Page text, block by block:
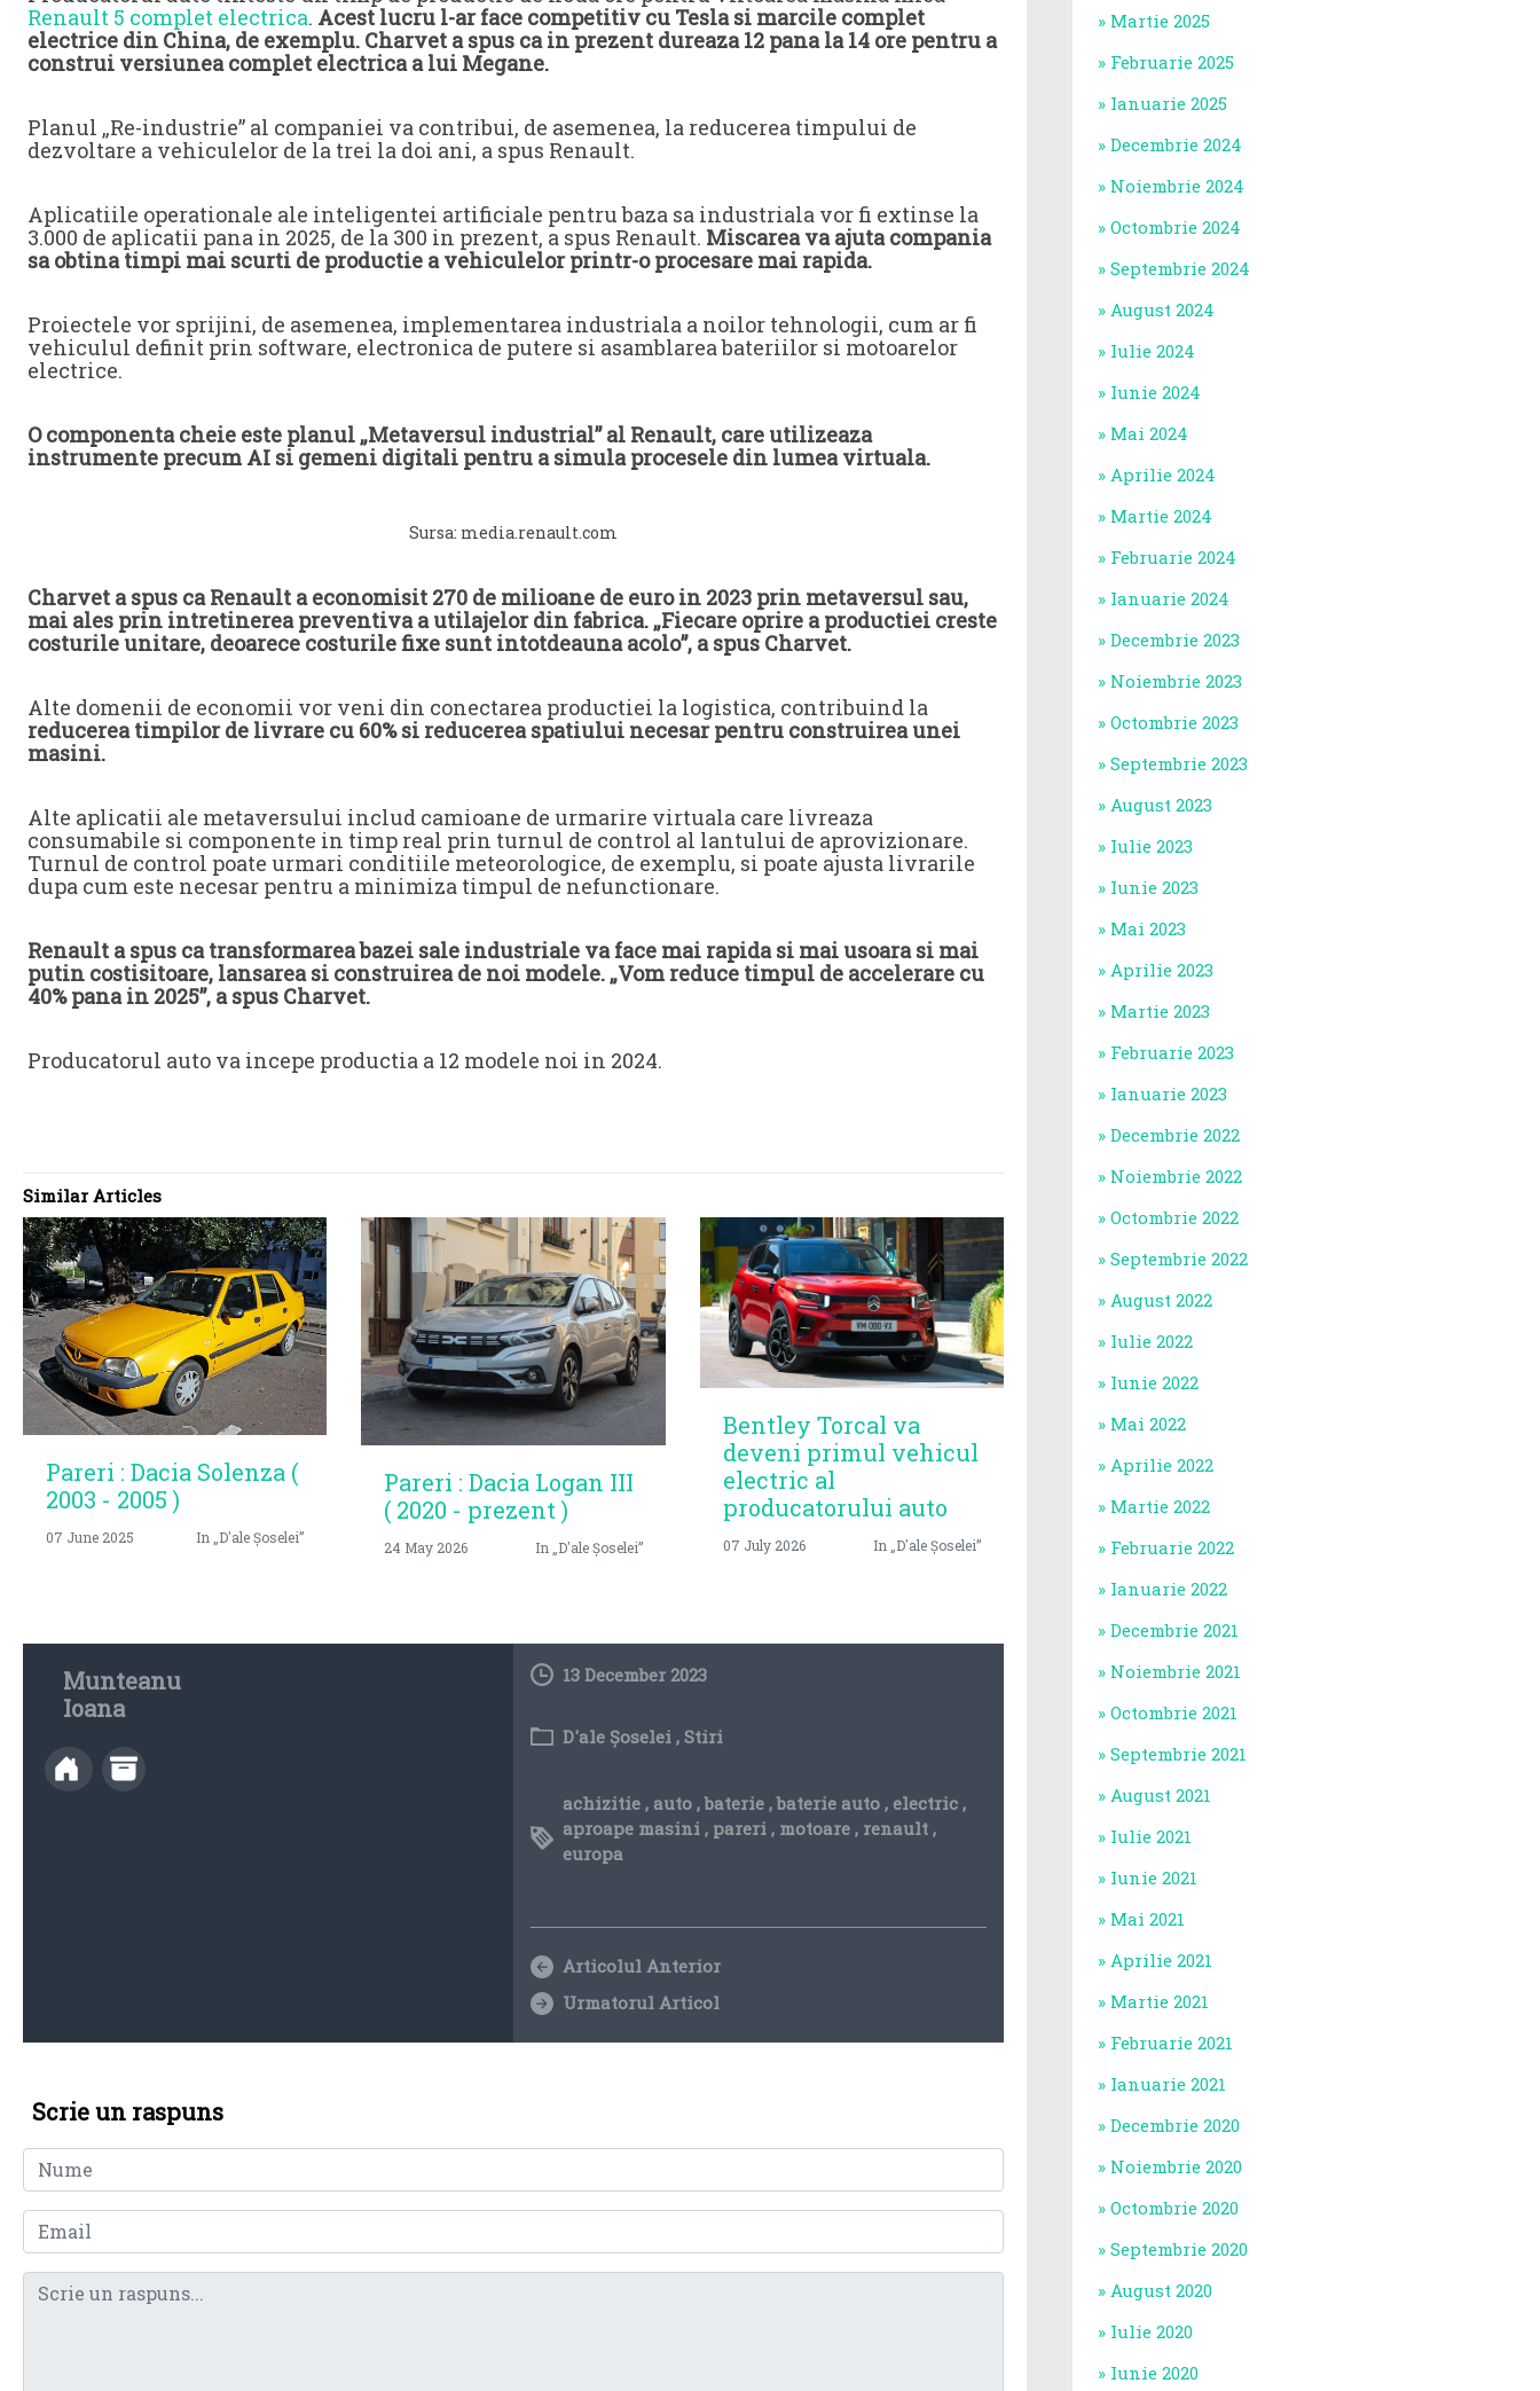
Renault 5 complet electrica. Acest lucru l-ar face competitiv cu Tesla si marcile complet
electrice din China, de exemplu. Charvet a spus ca in prezent dureaza 12 pana la 14 ore pentru a
construi versiunea complet electrica a lui Megane.
Planul „Re-industrie” al companiei va contribui, de asemenea, la reducerea timpului de
dezvoltare a vehiculelor de la trei la doi ani, a spus Renault.
Aplicatiile operationale ale inteligentei artificiale pentru baza sa industriala vor fi extinse la
3.000 de aplicatii pana in 2025, de la 300 in prezent, a spus Renault. Miscarea va ajuta compania
sa obtina timpi mai scurti de productie a vehiculelor printr-o procesare mai rapida.
Proiectele vor sprijini, de asemenea, implementarea industriala a noilor tehnologii, cum ar fi
vehiculul definit prin software, electronica de putere si asamblarea bateriilor si motoarelor
electrice.
O componenta cheie este planul „Metaversul industrial” al Renault, care utilizeaza
instrumente precum AI si gemeni digitali pentru a simula procesele din lumea virtuala.
Sursa: media.renault.com
Charvet a spus ca Renault a economisit 270 de milioane de euro in 2023 prin metaversul sau,
mai ales prin intretinerea preventiva a utilajelor din fabrica. „Fiecare oprire a productiei creste
costurile unitare, deoarece costurile fixe sunt intotdeauna acolo”, a spus Charvet.
Alte domenii de economii vor veni din conectarea productiei la logistica, contribuind la
reducerea timpilor de livrare cu 60% si reducerea spatiului necesar pentru construirea unei
masini.
Alte aplicatii ale metaversului includ camioane de urmarire virtuala care livreaza
consumabile si componente in timp real prin turnul de control al lantului de aprovizionare.
Turnul de control poate urmari conditiile meteorologice, de exemplu, si poate ajusta livrarile
dupa cum este necesar pentru a minimiza timpul de nefunctionare.
Renault a spus ca transformarea bazei sale industriale va face mai rapida si mai usoara si mai
putin costisitoare, lansarea si construirea de noi modele. „Vom reduce timpul de accelerare cu
40% pana in 2025”, a spus Charvet.
Producatorul auto va incepe productia a 12 modele noi in 2024.
Similar Articles
Pareri : Dacia Solenza (
2003 - 2005 )
07 June 2025 In „D'ale Șoselei”
Pareri : Dacia Logan III
( 2020 - prezent )
24 May 2026 In „D'ale Șoselei”
Bentley Torcal va
deveni primul vehicul
electric al
producatorului auto
07 July 2026 In „D'ale Șoselei”
Munteanu
Ioana
13 December 2023
D'ale Șoselei , Stiri
achizitie , auto ,baterie ,baterie auto ,electric ,
aproape masini , pareri , motoare , renault ,
europa
Articolul Anterior
Urmatorul Articol
Scrie un raspuns
Martie 2025
Februarie 2025
Ianuarie 2025
Decembrie 2024
Noiembrie 2024
Octombrie 2024
Septembrie 2024
August 2024
Iulie 2024
Iunie 2024
Mai 2024
Aprilie 2024
Martie 2024
Februarie 2024
Ianuarie 2024
Decembrie 2023
Noiembrie 2023
Octombrie 2023
Septembrie 2023
August 2023
Iulie 2023
Iunie 2023
Mai 2023
Aprilie 2023
Martie 2023
Februarie 2023
Ianuarie 2023
Decembrie 2022
Noiembrie 2022
Octombrie 2022
Septembrie 2022
August 2022
Iulie 2022
Iunie 2022
Mai 2022
Aprilie 2022
Martie 2022
Februarie 2022
Ianuarie 2022
Decembrie 2021
Noiembrie 2021
Octombrie 2021
Septembrie 2021
August 2021
Iulie 2021
Iunie 2021
Mai 2021
Aprilie 2021
Martie 2021
Februarie 2021
Ianuarie 2021
Decembrie 2020
Noiembrie 2020
Octombrie 2020
Septembrie 2020
August 2020
Iulie 2020
Iunie 2020